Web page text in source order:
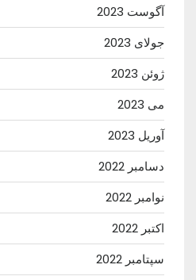
آگوست 2023
جولای 2023
ژوئن 2023
می 2023
آوریل 2023
دسامبر 2022
نوامبر 2022
اکتبر 2022
سپتامبر 2022